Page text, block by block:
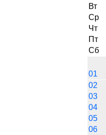
Вт
Ср
Чт
Пт
Сб
01
02
03
04
05
06